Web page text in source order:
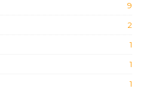
9
2
1
1
1